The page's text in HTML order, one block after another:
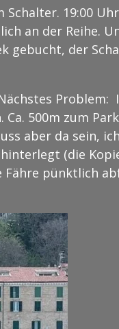
19:00
an der Reihe.
gebucht, der
Problem:
500m zum
aber da sein,
(die
pünktlich